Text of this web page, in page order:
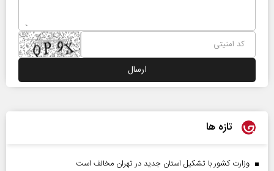
تازه ها
وزارت کشور با تشکیل استان جدید در تهران مخالف است